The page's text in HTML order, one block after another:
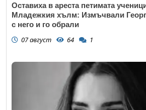
Оставиха в ареста петимата
Младежкия хълм: Измъчвали
с него и го обрали
07 август 64 1